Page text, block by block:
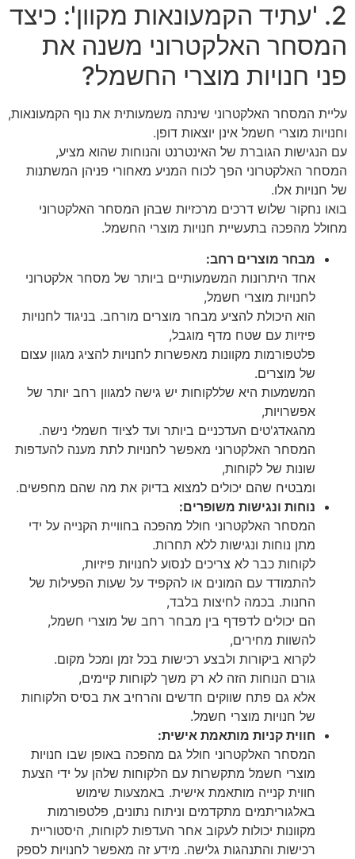
2. 'עתיד הקמעונאות מקוון': כיצד
המסחר האלקטרוני משנה את
פני חנויות מוצרי החשמל?
עליית המסחר האלקטרוני שינתה משמעותית את נוף הקמעונאות,
וחנויות מוצרי חשמל אינן יוצאות דופן.
עם הנגישות הגוברת של האינטרנט והנוחות שהוא מציע,
המסחר האלקטרוני הפך לכוח המניע מאחורי פניהן המשתנות
של חנויות אלו.
בואו נחקור שלוש דרכים מרכזיות שבהן המסחר האלקטרוני
מחולל מהפכה בתעשיית חנויות מוצרי החשמל.
מבחר מוצרים רחב:
אחד היתרונות המשמעותיים ביותר של מסחר אלקטרוני
לחנויות מוצרי חשמל,
הוא היכולת להציע מבחר מוצרים מורחב. בניגוד לחנויות
פיזיות עם שטח מדף מוגבל,
פלטפורמות מקוונות מאפשרות לחנויות להציג מגוון עצום
של מוצרים.
המשמעות היא שללקוחות יש גישה למגוון רחב יותר של
אפשרויות,
מהגאדג'טים העדכניים ביותר ועד לציוד חשמלי נישה.
המסחר האלקטרוני מאפשר לחנויות לתת מענה להעדפות
שונות של לקוחות,
ומבטיח שהם יכולים למצוא בדיוק את מה שהם מחפשים.
נוחות ונגישות משופרים:
המסחר האלקטרוני חולל מהפכה בחוויית הקנייה על ידי
מתן נוחות ונגישות ללא תחרות.
לקוחות כבר לא צריכים לנסוע לחנויות פיזיות,
להתמודד עם המונים או להקפיד על שעות הפעילות של
החנות. בכמה לחיצות בלבד,
הם יכולים לדפדף בין מבחר רחב של מוצרי חשמל,
להשוות מחירים,
לקרוא ביקורות ולבצע רכישות בכל זמן ומכל מקום.
גורם הנוחות הזה לא רק משך לקוחות קיימים,
אלא גם פתח שווקים חדשים והרחיב את בסיס הלקוחות
של חנויות מוצרי חשמל.
חווית קניות מותאמת אישית:
המסחר האלקטרוני חולל גם מהפכה באופן שבו חנויות
מוצרי חשמל מתקשרות עם הלקוחות שלהן על ידי הצעת
חווית קנייה מותאמת אישית. באמצעות שימוש
באלגוריתמים מתקדמים וניתוח נתונים, פלטפורמות
מקוונות יכולות לעקוב אחר העדפות לקוחות, היסטוריית
רכישות והתנהגות גלישה. מידע זה מאפשר לחנויות לספק